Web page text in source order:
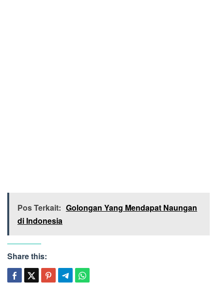
Pos Terkait: Golongan Yang Mendapat Naungan
di Indonesia
Share this: